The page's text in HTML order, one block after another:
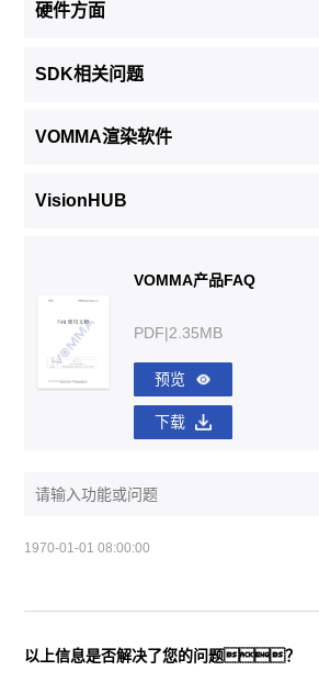
硬件方面
SDK相关问题
VOMMA渲染软件
VisionHUB
VOMMA产品FAQ
PDF|2.35MB
预览
下载
1970-01-01 08:00:00
以上信息是否解决了您的问题？